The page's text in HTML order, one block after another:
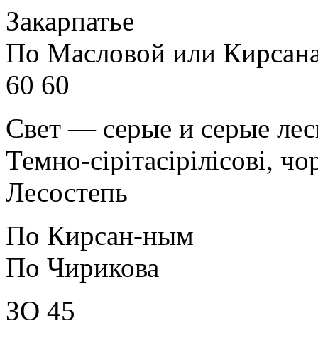
Закарпатье
По Масловой или
60 60
Свет — серые и серые
Темно-сірітасірілісові,
Лесостепь
По Кирсан-ным
По Чирикова
ЗО 45